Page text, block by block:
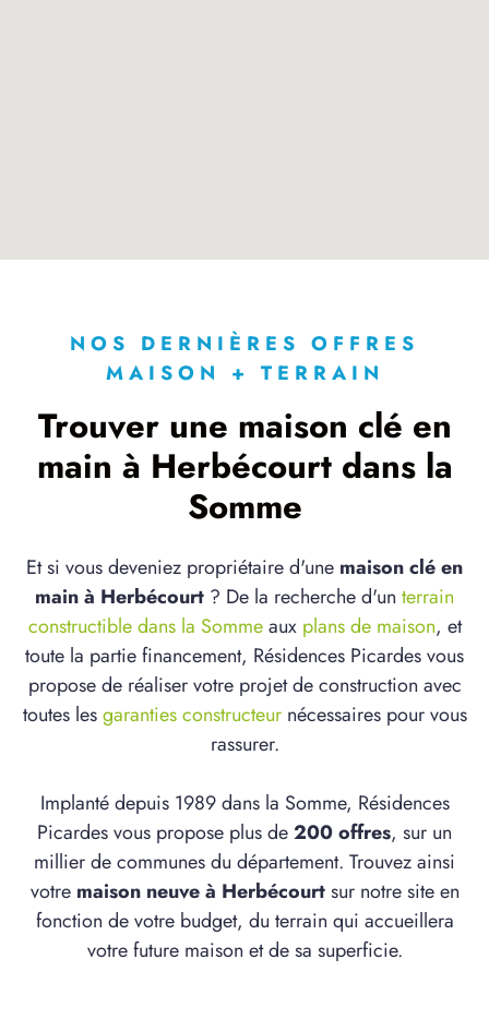
NOS DERNIÈRES OFFRES
MAISON + TERRAIN
Trouver une maison clé en
main à Herbécourt dans la
Somme
Et si vous deveniez propriétaire d'une maison clé en
main à Herbécourt ? De la recherche d'un terrain
constructible dans la Sommeaux plans de maison, et
toute la partie financement, Résidences Picardes vous
propose de réaliser votre projet de construction avec
toutes lesgaranties constructeurnécessaires pour vous
rassurer.
Implanté depuis 1989 dans la Somme, Résidences
Picardes vous propose plus de200 offres, sur un
millier de communes du département. Trouvez ainsi
votre maison neuve à Herbécourtsur notre site en
fonction de votre budget, du terrain qui accueillera
votre future maison et de sa superficie.